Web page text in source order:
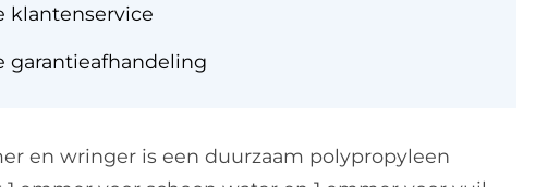
klantenservice
garantieafhandeling
en wringer is een duurzaam polypropyleen